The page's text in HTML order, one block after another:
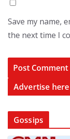
Save my name,
the next time I
Advertise here
Gossips